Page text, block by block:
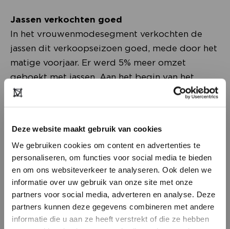
Deze website maakt gebruik van cookies
We gebruiken cookies om content en advertenties te
personaliseren, om functies voor social media te bieden
en om ons websiteverkeer te analyseren. Ook delen we
informatie over uw gebruik van onze site met onze
partners voor social media, adverteren en analyse. Deze
partners kunnen deze gegevens combineren met andere
informatie die u aan ze heeft verstrekt of die ze hebben
HEB JE NOG GEEN
Jassen verkochten goed
In het vrouwenmodesegment verkochten de
jassen dit verkoopseizoen goed, mede door het
matige voorjaar. Er werd 5% meer omzet
geboekt met jassen. Aan het begin van het
seizoen werd voor een waarde van 6% meer
7% achter op vorig jaar. Ook in andere
productgroepen vallen verschillen op. De
broeken verkopen bij beide doelgroepen goed:
bij vrouwen realiseren broeken een gemiddelde
plus van 10%, bij de mannen ligt dit op 15%. De
gestegen broekenverkoop gaat bij de mannen
enigszins ten koste van jeans, deze omzet loopt